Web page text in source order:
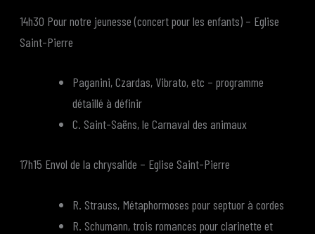
14h30 Pour notre jeunesse (concert pour les enfants) – Eglise
Saint-Pierre
Paganini, Czardas, Vibrato, etc – programme
détaillé à définir
C. Saint-Saëns, le Carnaval des animaux
17h15 Envol de la chrysalide – Eglise Saint-Pierre
R. Strauss, Métaphormoses pour septuor à cordes
R. Schumann, trois romances pour clarinette et